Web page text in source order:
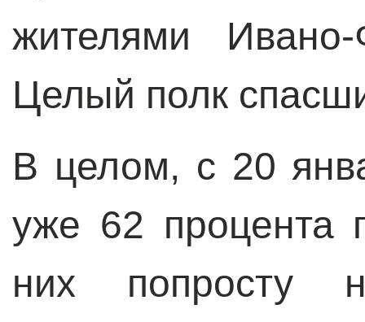
жителями Ивано-
Целый полк
В целом, с 20
уже 62 процента
них попросту